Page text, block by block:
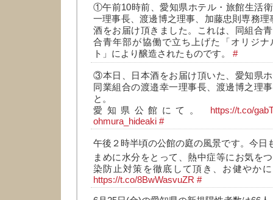
①午前10時前、愛知県ホテル・旅館生活
一理事長、渡邊博之理事、加藤忠則専務理
酒をお届け頂きました。これは、同組合
合青年部が協働で立ち上げた「オリジ
ト」により醸造されたものです。 #
③本日、日本酒をお届け頂いた、愛知県
同業組合の渡邉幸一理事長、渡邊博之理
と。
愛知県公館にて。
https://t.co/
ohmura_hideaki #
午後２時半頃の公館の庭の風景です。今日
まめに水分をとって、熱中症等にお気を
染防止対策を徹底して頂き、お健やか
https://t.co/8BwWasvuZR #